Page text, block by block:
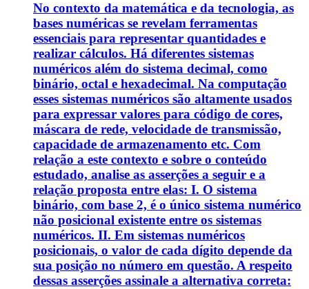
No contexto da matemática e da tecnologia, as
bases numéricas se revelam ferramentas
essenciais para representar quantidades e
realizar cálculos. Há diferentes sistemas
numéricos além do sistema decimal, como
binário, octal e hexadecimal. Na computação
esses sistemas numéricos são altamente usados
para expressar valores para código de cores,
máscara de rede, velocidade de transmissão,
capacidade de armazenamento etc. Com
relação a este contexto e sobre o conteúdo
estudado, analise as asserções a seguir e a
relação proposta entre elas: I. O sistema
binário, com base 2, é o único sistema numérico
não posicional existente entre os sistemas
numéricos. II. Em sistemas numéricos
posicionais, o valor de cada dígito depende da
sua posição no número em questão. A respeito
dessas asserções assinale a alternativa correta: